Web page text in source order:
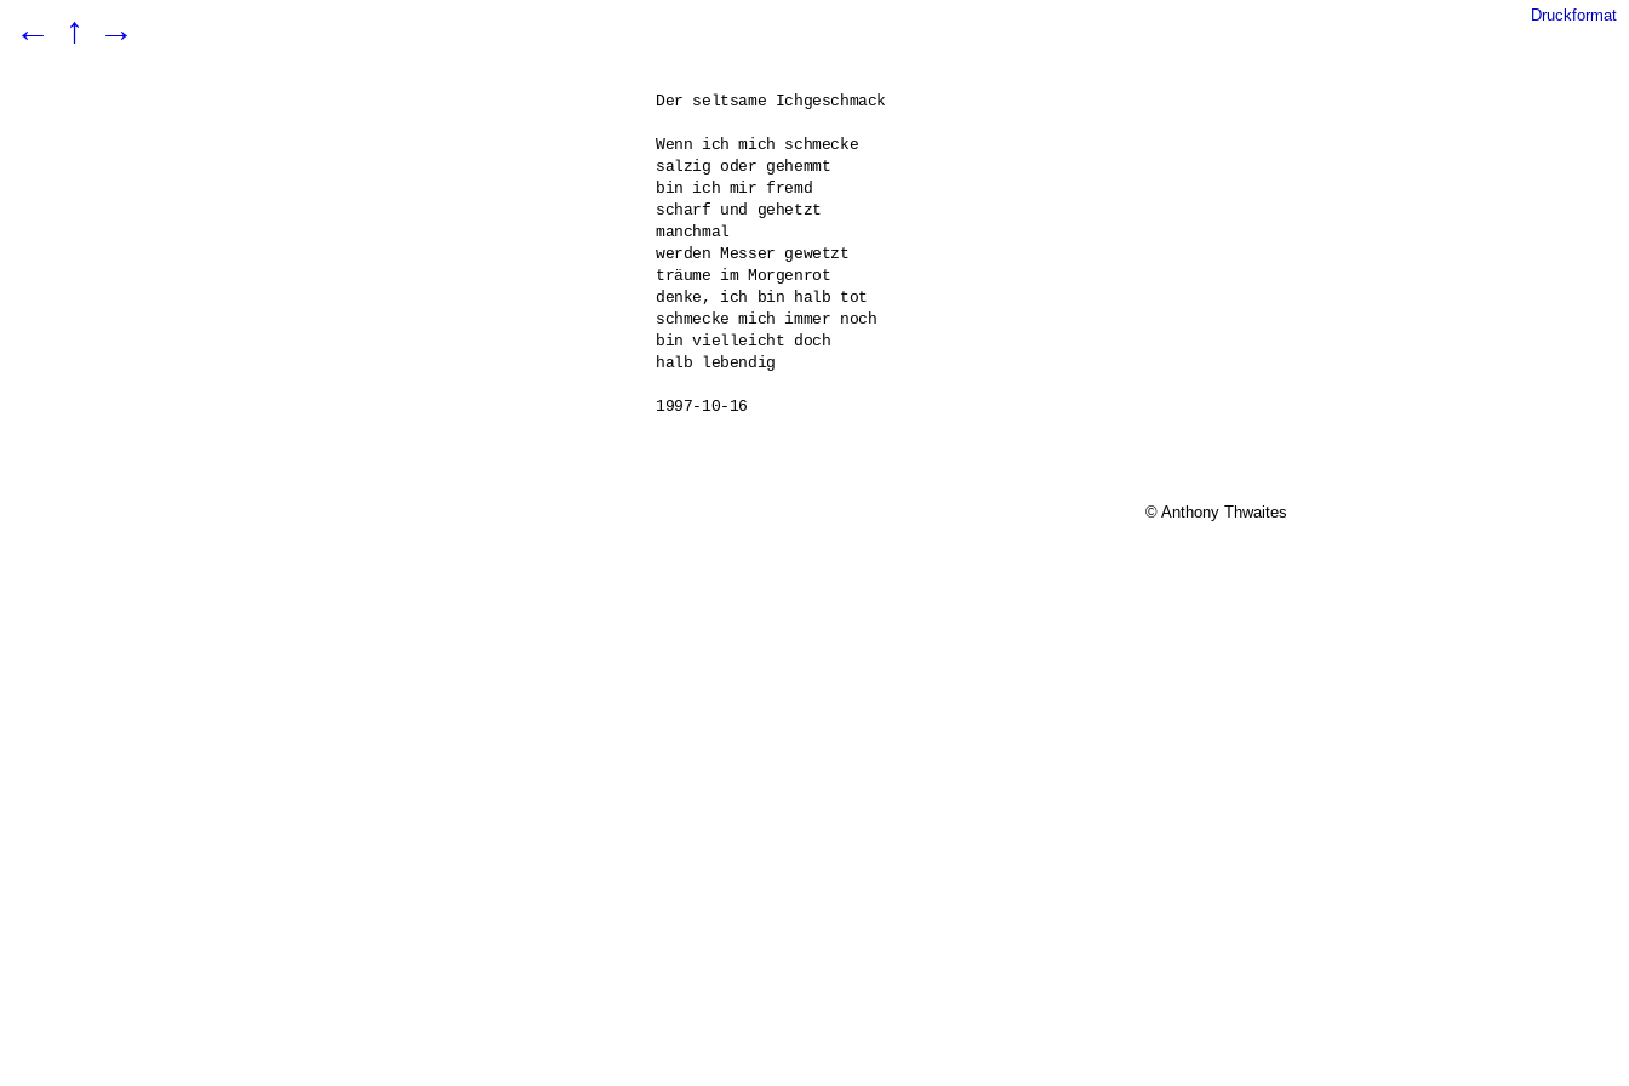
← ↑ → Druckformat
Der seltsame Ichgeschmack
Wenn ich mich schmecke
salzig oder gehemmt
bin ich mir fremd
scharf und gehetzt
manchmal
werden Messer gewetzt
träume im Morgenrot
denke, ich bin halb tot
schmecke mich immer noch
bin vielleicht doch
halb lebendig
1997-10-16
© Anthony Thwaites